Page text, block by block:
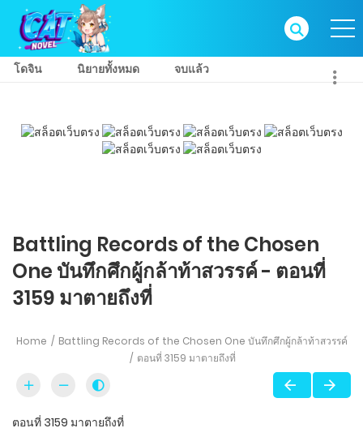
โดจิน นิยายทั้งหมด จบแล้ว
Battling Records of the Chosen
One บันทึกศึกผู้กล้าท้าสวรรค์ - ตอนที่
3159 มาตายถึงที่
Home
Battling Records of the Chosen One บันทึกศึกผู้กล้าท้าสวรรค์
ตอนที่ 3159 มาตายถึงที่
ตอนที่ 3159 มาตายถึงที่